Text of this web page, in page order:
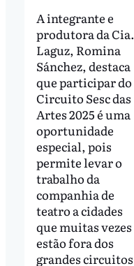
A integrante e
produtora da Cia.
Laguz, Romina
Sánchez, destaca
que participar do
Circuito Sesc das
Artes 2025 é uma
oportunidade
especial, pois
permite levar o
trabalho da
companhia de
teatro a cidades
que muitas vezes
estão fora dos
grandes circuitos